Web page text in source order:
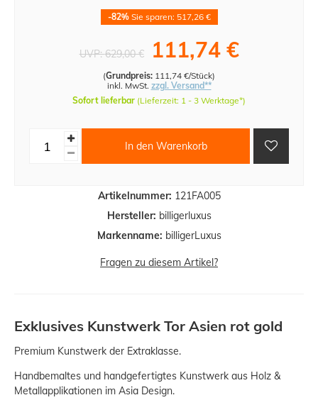
Artikelnummer: 121FA005
Hersteller: billigerluxus
Markenname: billigerLuxus
-82%Sie sparen: 517,26 €
UVP:629,00 € 111,74 €
(Grundpreis: 111,74 €/Stück)
inkl. MwSt. zzgl. Versand**
Sofort lieferbar (Lieferzeit: 1 - 3 Werktage*)
In den Warenkorb
Fragen zu diesem Artikel?
Exklusives Kunstwerk Tor Asien rot gold
Premium Kunstwerk der Extraklasse.
Handbemaltes und handgefertigtes Kunstwerk aus Holz &
Metallapplikationen im Asia Design.